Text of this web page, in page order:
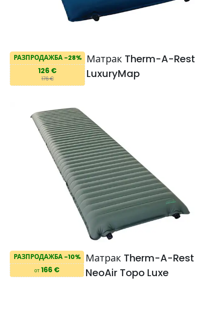
РАЗПРОДАЖБА -28%
126 €
176 €
Матрак Therm-A-Rest
LuxuryMap
РАЗПРОДАЖБА -10%
от 166 €
Матрак Therm-A-Rest
NeoAir Topo Luxe